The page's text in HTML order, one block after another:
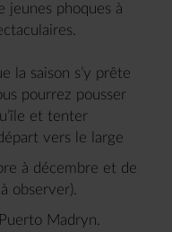
jeunes phoques à
la saison s’y prête
pourrez pousser
et tenter
vers le large
à décembre et de
observer).
Madryn.